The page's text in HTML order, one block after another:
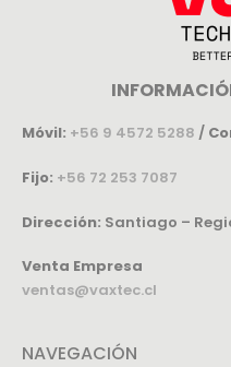
Móvil: +56 9 4572 5288 /
Fijo: +56 72 253 7087
Dirección: Santiago –
Venta Empresa
ventas@vaxtec.cl
NAVEGACIÓN